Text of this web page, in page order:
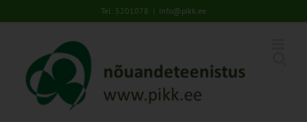
to
Tel: 5201078 | info@pikk.ee